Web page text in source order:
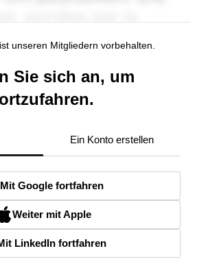
unseren Mitgliedern vorbehalten.
Sie sich an, um
Ein Konto erstellen
Mit Google fortfahren
Weiter mit Apple
LinkedIn fortfahren